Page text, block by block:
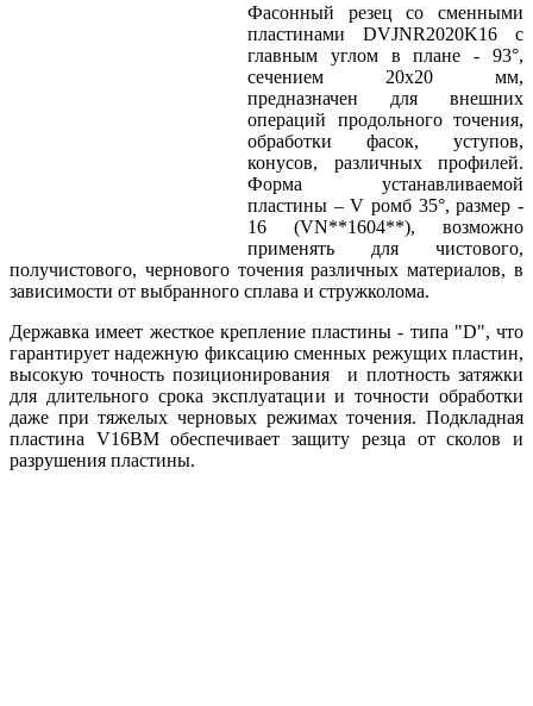
Фасонный резец со сменными
пластинами DVJNR2020K16 с
главным углом в плане - 93°,
сечением 20х20 мм,
предназначен для внешних
операций продольного точения,
обработки фасок, уступов,
конусов, различных профилей.
Форма устанавливаемой
пластины – V ромб 35°, размер -
16 (VN**1604**), возможно
применять для чистового,
получистового, чернового точения различных материалов, в
зависимости от выбранного сплава и стружколома.
Державка имеет жесткое крепление пластины - типа "D", что
гарантирует надежную фиксацию сменных режущих пластин,
высокую точность позиционирования и плотность затяжки
для длительного срока эксплуатации и точности обработки
даже при тяжелых черновых режимах точения. Подкладная
пластина V16BM обеспечивает защиту резца от сколов и
разрушения пластины.